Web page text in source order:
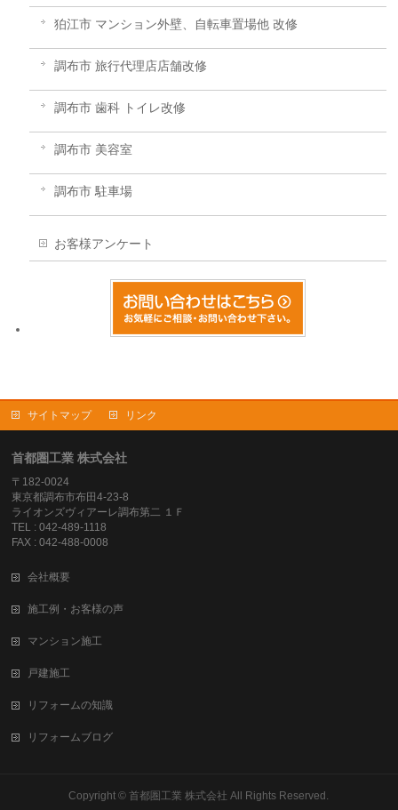
狛江市 マンション外壁、自転車置場他 改修
調布市 旅行代理店店舗改修
調布市 歯科 トイレ改修
調布市 美容室
調布市 駐車場
お客様アンケート
サイトマップ リンク
首都圏工業 株式会社
〒182-0024
東京都調布市布田4-23-8
ライオンズヴィアーレ調布第二 １Ｆ
TEL : 042-489-1118
FAX : 042-488-0008
会社概要
施工例・お客様の声
マンション施工
戸建施工
リフォームの知識
リフォームブログ
Copyright ©首都圏工業 株式会社 All Rights Reserved.